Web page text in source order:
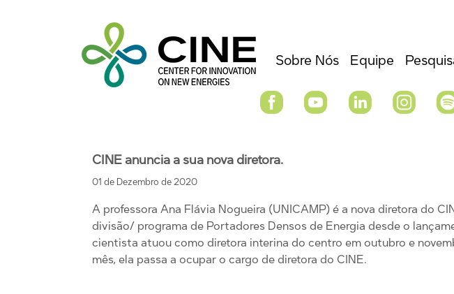
Sobre Nós Equipe
CINE anuncia a sua nova diretora.
01 de Dezembro de 2020
A professora Ana Flávia Nogueira (UNICAMP) é a nova diretora do
divisão/ programa de Portadores Densos de Energia desde o
cientista atuou como diretora interina do centro em outubro e
mês, ela passa a ocupar o cargo de diretora do CINE.